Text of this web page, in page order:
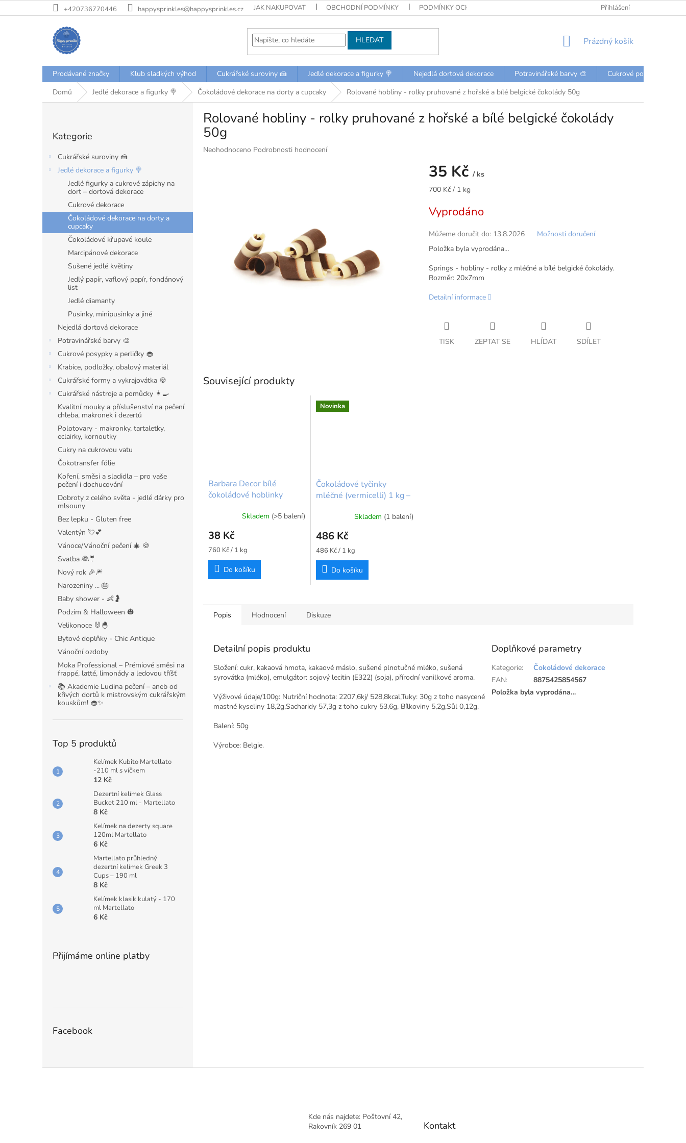
na
+420736770446 happysprinkles@happysprinkles.cz JAK NAKUPOVAT OBCHODNÍ PODMÍNKY PODMÍNKY OCHRANY OSOBNÍCH ÚDAJŮ KONTAKTYPřihlášení
HLEDAT
NÁKUPNÍ
Prázdný košík
Prodávané značky Klub sladkých výhod Cukrářské suroviny 🍰 Jedlé dekorace a figurky 🍭 Nejedlá dortová dekorace Potravinářské barvy 🎨
Cukrové posypky a
Domů
Jedlé dekorace a figurky 🍭 Čokoládové dekorace na dorty a cupcaky Rolované hobliny - rolky pruhované z hořské a bílé belgické čokolády 50g
p
n
kategorie
Kategorie
Cukrářské suroviny 🍰
Jedlé dekorace a figurky 🍭
Jedlé figurky a cukrové zápichy na
dort – dortová dekorace
Cukrové dekorace
Čokoládové dekorace na dorty a
cupcaky
Čokoládové křupavé koule
Marcipánové dekorace
Sušené jedlé květiny
Jedlý papír, vaflový papír, fondánový
list
Jedlé diamanty
Pusinky, minipusinky a jiné
Nejedlá dortová dekorace
Potravinářské barvy 🎨
Cukrové posypky a perličky 🧁
Krabice, podložky, obalový materiál
Cukrářské formy a vykrajovátka 🍪
Cukrářské nástroje a pomůcky 👩‍🍳
Kvalitní mouky a příslušenství na pečení
chleba, makronek i dezertů
Polotovary - makronky, tartaletky,
eclairky, kornoutky
Cukry na cukrovou vatu
Čokotransfer fólie
Koření, směsi a sladidla – pro vaše
pečení i dochucování
Dobroty z celého světa - jedlé dárky pro
mlsouny
Bez lepku - Gluten free
Valentýn 💘💕
Vánoce/Vánoční pečení 🎄 🍪
Svatba 👰🤵
Nový rok 🎉🎆
Narozeniny ... 🎂
Baby shower - 👶🤰
Podzim & Halloween 🎃
Velikonoce 🐰🐣
Bytové doplňky - Chic Antique
Vánoční ozdoby
Moka Professional – Prémiové směsi na
frappé, latté, limonády a ledovou tříšť
📚 Akademie Luciina pečení – aneb od
křivých dortů k mistrovským cukrářským
kouskům! 🧁✨
Top 5 produktů
Kelímek Kubito Martellato
-210 ml s víčkem
12 Kč
Dezertní kelímek Glass
Bucket 210 ml - Martellato
8 Kč
Kelímek na dezerty square
120ml Martellato
6 Kč
Martellato průhledný
dezertní kelímek Greek 3
Cups – 190 ml
8 Kč
Kelímek klasik kulatý - 170
ml Martellato
6 Kč
Přijímáme online platby
Facebook
Rolované hobliny - rolky pruhované z hořské a bílé belgické čokolády
50g
Průměrné
Neohodnoceno Podrobnosti hodnocení
35 Kč / ks
Měrná
700 Kč / 1 kg
Vyprodáno
Můžeme doručit do: 13.8.2026
Možnosti doručení
Položka byla vyprodána…
Springs - hobliny - rolky z mléčné a bílé belgické čokolády.
Rozměr: 20x7mm
Detailní informace
TISK ZEPTAT SE HLÍDAT SDÍLET
Související produkty
Barbara Decor bílé
čokoládové hoblinky
Skladem (>5 balení)
38 Kč
Měrná
cena:
760 Kč / 1 kg
Do košíku
Novinka
Čokoládové tyčinky
mléčné (vermicelli) 1 kg –
Skladem (1 balení)
486 Kč
Měrná
cena:
486 Kč / 1 kg
Do košíku
Popis Hodnocení Diskuze
Detailní popis produktu
Složení: cukr, kakaová hmota, kakaové máslo, sušené plnotučné mléko, sušená
syrovátka (mléko), emulgátor: sojový lecitin (E322) (soja), přírodní vanilkové aroma.
Výživové údaje/100g: Nutriční hodnota: 2207,6kj/ 528,8kcal,Tuky: 30g z toho nasycené
mastné kyseliny 18,2g,Sacharidy 57,3g z toho cukry 53,6g, Bílkoviny 5,2g,Sůl 0,12g.
Balení: 50g
Výrobce: Belgie.
Doplňkové parametry
Kategorie:
Čokoládové dekorace
EAN:
8875425854567
Položka byla vyprodána…
Kde nás najdete: Poštovní 42,
Rakovník 269 01
Kontakt